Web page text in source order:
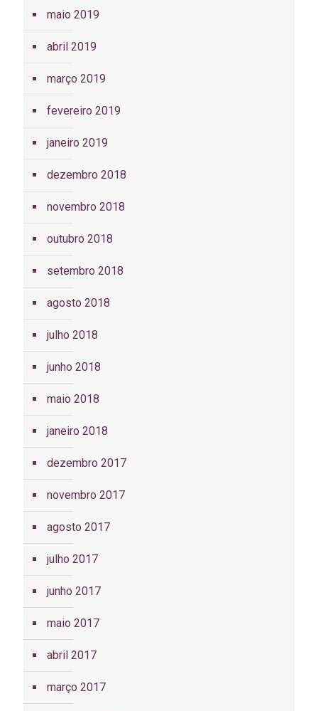
maio 2019
abril 2019
março 2019
fevereiro 2019
janeiro 2019
dezembro 2018
novembro 2018
outubro 2018
setembro 2018
agosto 2018
julho 2018
junho 2018
maio 2018
janeiro 2018
dezembro 2017
novembro 2017
agosto 2017
julho 2017
junho 2017
maio 2017
abril 2017
março 2017